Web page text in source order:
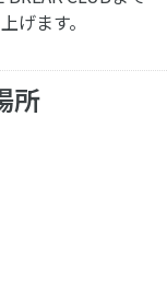
げます。
所